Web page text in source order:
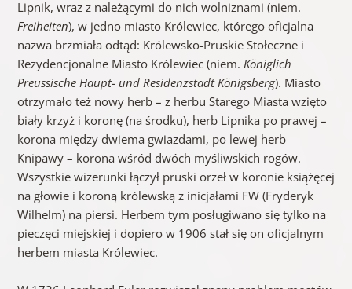
Lipnik, wraz z należącymi do nich wolniznami (niem.
Freiheiten), w jedno miasto Królewiec, którego oficjalna
nazwa brzmiała odtąd: Królewsko-Pruskie Stołeczne i
Rezydencjonalne Miasto Królewiec (niem. Königlich
Preussische Haupt- und Residenzstadt Königsberg). Miasto
otrzymało też nowy herb – z herbu Starego Miasta wzięto
biały krzyż i koronę (na środku), herb Lipnika po prawej –
korona między dwiema gwiazdami, po lewej herb
Knipawy – korona wśród dwóch myśliwskich rogów.
Wszystkie wizerunki łączył pruski orzeł w koronie książęcej
na głowie i koroną królewską z inicjałami FW (Fryderyk
Wilhelm) na piersi. Herbem tym posługiwano się tylko na
pieczęci miejskiej i dopiero w 1906 stał się on oficjalnym
herbem miasta Królewiec.